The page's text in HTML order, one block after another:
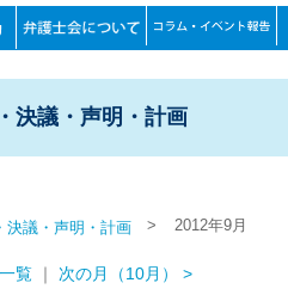
決議・声明・計画
決議・声明・計画 > 2012年9月
一覧 ｜ 次の月（10月） >